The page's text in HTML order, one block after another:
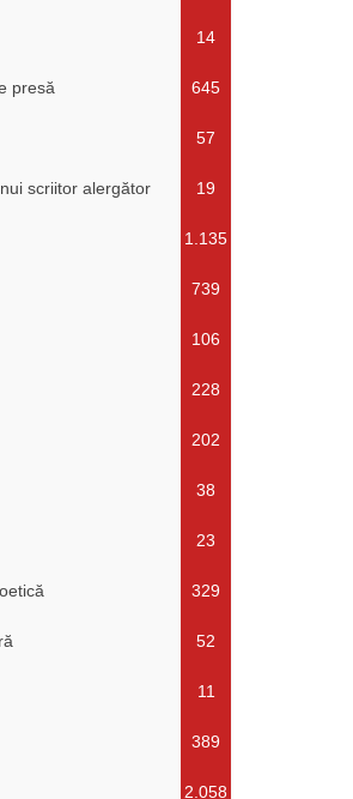
14
presă 645
57
scriitor alergător 19
1.135
739
106
228
202
38
23
329
52
11
389
2.058